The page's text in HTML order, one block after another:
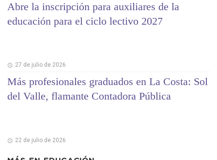
Abre la inscripción para auxiliares de la
educación para el ciclo lectivo 2027
27 de julio de 2026
Más profesionales graduados en La Costa: Sol
del Valle, flamante Contadora Pública
22 de julio de 2026